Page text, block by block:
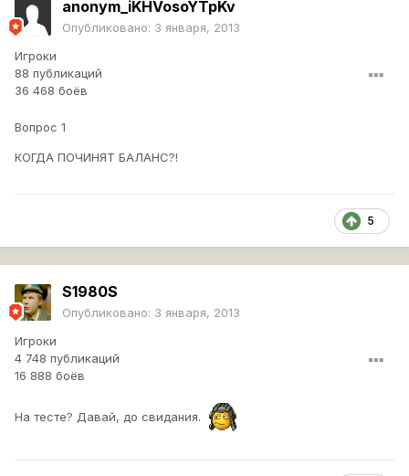
anonym_iKHVosoYTpKv
Опубликовано: 3 января, 2013
Игроки
88 публикаций
36 468 боёв
Вопрос 1
КОГДА ПОЧИНЯТ БАЛАНС?!
5
S1980S
Опубликовано: 3 января, 2013
Игроки
4 748 публикаций
16 888 боёв
На тесте? Давай, до свидания.